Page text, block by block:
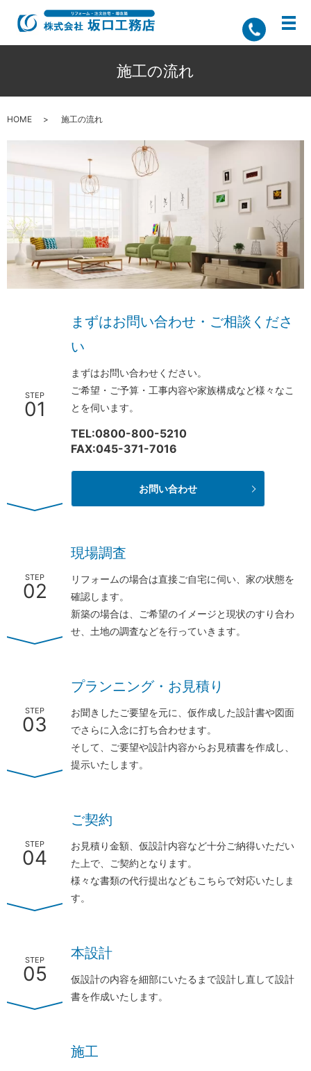
施工の流れ
HOME 施工の流れ
STEP
01
まずはお問い合わせ・ご相談くださ
い
まずはお問い合わせください。
ご希望・ご予算・工事内容や家族構成など様々なこ
とを伺います。
TEL:0800-800-5210
FAX:045-371-7016
お問い合わせ
STEP
02
現場調査
リフォームの場合は直接ご自宅に伺い、家の状態を
確認します。
新築の場合は、ご希望のイメージと現状のすり合わ
せ、土地の調査などを行っていきます。
STEP
03
プランニング・お見積り
お聞きしたご要望を元に、仮作成した設計書や図面
でさらに入念に打ち合わせます。
そして、ご要望や設計内容からお見積書を作成し、
提示いたします。
STEP
04
ご契約
お見積り金額、仮設計内容など十分ご納得いただい
た上で、ご契約となります。
様々な書類の代行提出などもこちらで対応いたしま
す。
STEP
05
本設計
仮設計の内容を細部にいたるまで設計し直して設計
書を作成いたします。
施工